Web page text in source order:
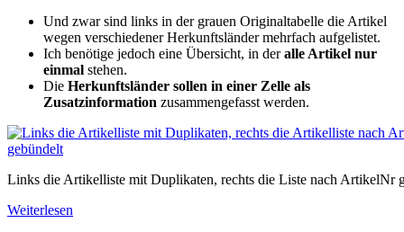
Und zwar sind links in der grauen Originaltabelle die Artikel
wegen verschiedener Herkunftsländer mehrfach aufgelistet.
Ich benötige jedoch eine Übersicht, in deralle Artikel nur
einmal stehen.
Die Herkunftsländer sollen in einer Zelle als
Zusatzinformation zusammengefasst werden.
Links die Artikelliste mit Duplikaten, rechts die Liste nach ArtikelNr
Weiterlesen